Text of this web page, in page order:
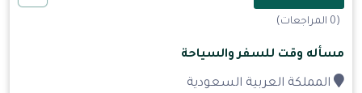
(0 المراجعات)
مسأله وقت للسفر والسياحة
المملكة العربية السعودية